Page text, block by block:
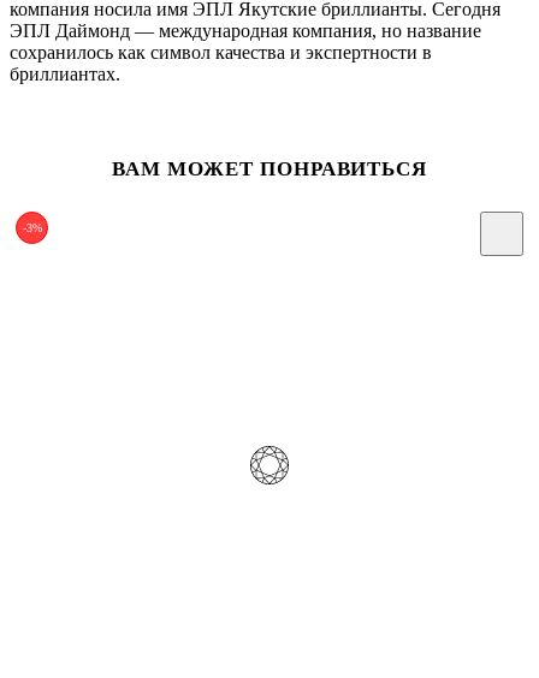
компания носила имя ЭПЛ Якутские бриллианты. Сегодня
ЭПЛ Даймонд — международная компания, но название
сохранилось как символ качества и экспертности в
бриллиантах.
ВАМ МОЖЕТ ПОНРАВИТЬСЯ
-3%